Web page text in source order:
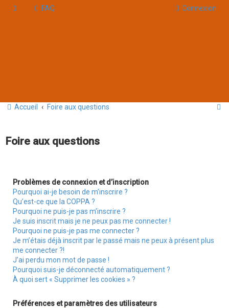
FAQ Connexion
Accueil Foire aux questions
Foire aux questions
Problèmes de connexion et d’inscription
Pourquoi ai-je besoin de m’inscrire ?
Qu’est-ce que la COPPA ?
Pourquoi ne puis-je pas m’inscrire ?
Je suis inscrit mais je ne peux pas me connecter !
Pourquoi ne puis-je pas me connecter ?
Je m’étais déjà inscrit par le passé mais ne peux à présent plus
me connecter ?!
J’ai perdu mon mot de passe !
Pourquoi suis-je déconnecté automatiquement ?
À quoi sert « Supprimer les cookies » ?
Préférences et paramètres des utilisateurs